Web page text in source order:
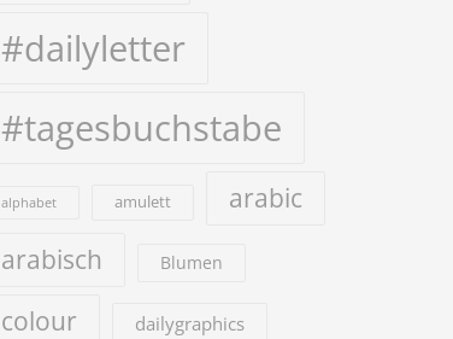
#dailyletter
#tagesbuchstabe
alphabet amulett
arabic
arabisch
Blumen
colour dailygraphics